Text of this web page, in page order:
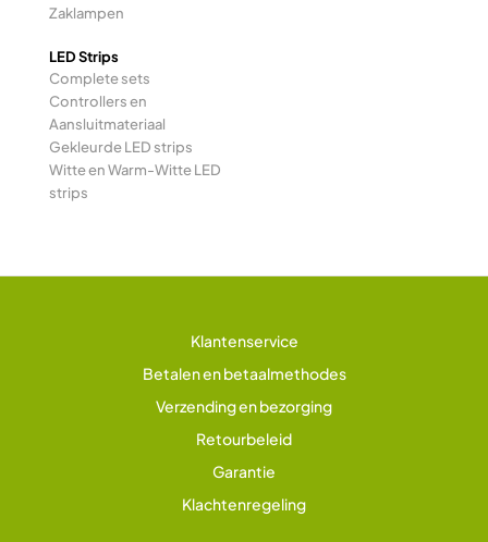
Zaklampen
LED Strips
Complete sets
Controllers en
Aansluitmateriaal
Gekleurde LED strips
Witte en Warm-Witte LED
strips
Klantenservice
Betalen en betaalmethodes
Verzending en bezorging
Retourbeleid
Garantie
Klachtenregeling